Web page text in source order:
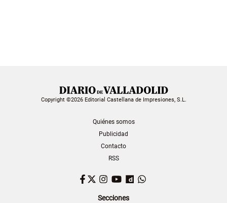
Copyright ©2026 Editorial Castellana de Impresiones, S.L.
Quiénes somos
Publicidad
Contacto
RSS
Facebook
TwitterInstagram
YouTubeDailymotion
Secciones